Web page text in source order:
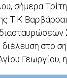
σήμερα
Τ.Κ
στο
Γεωργίου,